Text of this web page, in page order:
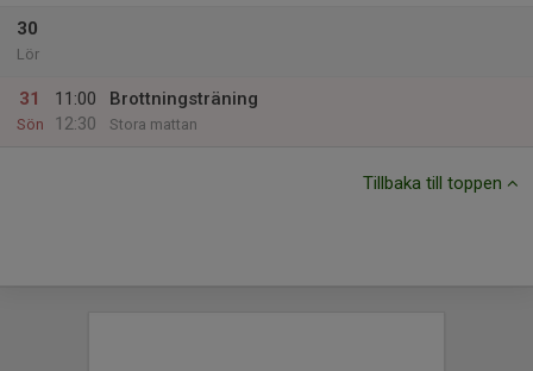
30
Lör
31
Sön
11:00
12:30
Brottningsträning
Stora mattan
Tillbaka till toppen